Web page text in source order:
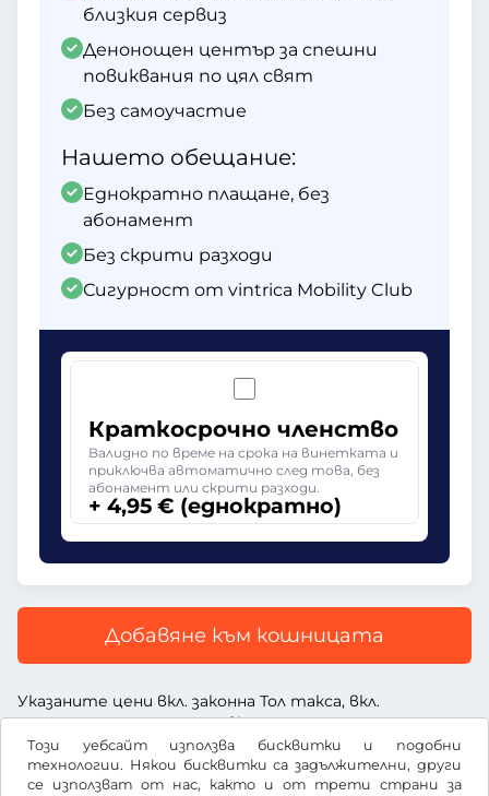
Този уебсайт използва бисквитки и подобни
технологии. Някои бисквитки са задължителни, други
се използват от нас, както и от трети страни за
близкия сервиз
Денонощен център за спешни
повиквания по цял свят
Без самоучастие
Нашето обещание:
Еднократно плащане, без
абонамент
Без скрити разходи
Сигурност от vintrica Mobility Club
Краткосрочно членство
Валидно по време на срока на винетката и
приключва автоматично след това, без
абонамент или скрити разходи.
+ 4,95 € (еднократно)
Добавяне към кошницата
Указаните цени вкл. законна Тол такса, вкл.
заплащане за услугата и вкл. ДДС